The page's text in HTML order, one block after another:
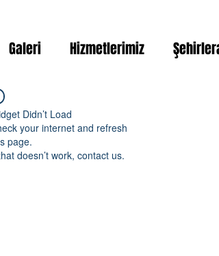
Galeri Hizmetlerimiz
Didn’t Load
your internet and refresh
page.
doesn’t work, contact us.